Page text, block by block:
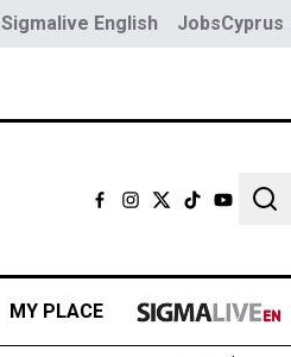
Sigmalive English JobsCyprus
MY PLACE